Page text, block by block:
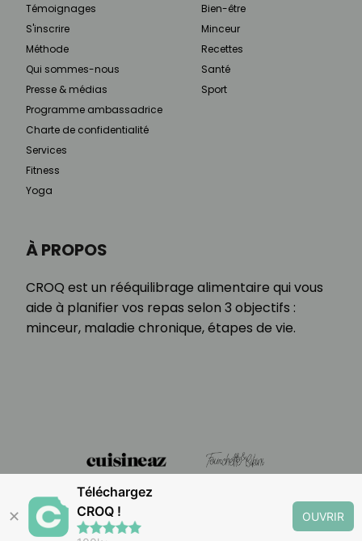
À PROPOS
CROQ est un rééquilibrage alimentaire qui vous
aide à planifier vos repas selon 3 objectifs :
minceur, maladie chronique, étapes de vie.
Témoignages
S'inscrire
Méthode
Qui sommes-nous
Presse & médias
Programme ambassadrice
Charte de confidentialité
Services
Fitness
Yoga
Bien-être
Minceur
Recettes
Santé
Sport
✕
Téléchargez
CROQ !
OUVRIR